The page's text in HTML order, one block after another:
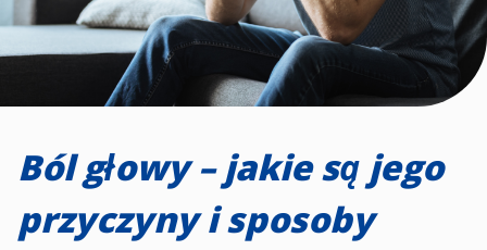
Ból głowy – jakie są jego
przyczyny i sposoby